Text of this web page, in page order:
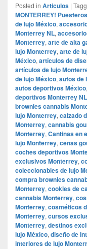
Posted in Articulos |
MONTERREY! Puesteros
de lujo México,
Monterrey NL,
Monterrey, arte de alta
lujo Monterrey, arte de
México, artículos de
artículos de lujo
de lujo México, autos de
autos deportivos México,
deportivos Monterrey NL
brownies cannabis
lujo Monterrey, calzado
Monterrey, cannabis
Monterrey, Cantinas en
lujo Monterrey, cenas
coches deportivos
exclusivos Monterrey,
coleccionables de lujo
compra brownies
Monterrey, cookies de
cannabis Monterrey,
Monterrey, cosméticos
Monterrey, cursos
Monterrey, destinos
lujo México, diseño de
interiores de lujo